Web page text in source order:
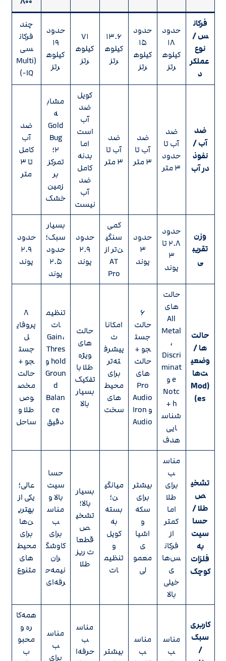
فرکان
س /
نوع
عملکر
د
حدود
۱۸
کیلوه
رتز
حدود
۱۵
کیلوه
رتز
۱۳.۶
کیلوه
رتز
۷۱
کیلوه
رتز
حدود
۱۹
کیلوه
رتز
چند
فرکان
سی
(Multi
-IQ)
ضد
آب /
نفوذ
در آب
ضد
آب تا
حدود
۳ متر
ضد
آب تا
۳ متر
ضد
آب تا
۳ متر
کویل
ضد
آب
است
اما
بدنه
کامل
ضد
آب
نیست
مشاب
ه
Gold
Bug
۲؛
تمرکز
بر
زمین
خشک
ضد
آب
کامل
تا ۳
متر
وزن
تقریب
ی
حدود
۲.۸ تا
۳
پوند
حدود
۳
پوند
کمی
سنگی
ن‌تر از
AT
Pro
حدود
۲.۹
پوند
بسیار
سبک؛
حدود
۲.۵
پوند
حدود
۲.۹
پوند
حالت‌
ها /
وضعی
ت‌ها
(Mod
es)
حالت‌
های
All
Metal
،
Discri
minat
e و
Notc
h +
شناس
ایی
هدف
۶
حالت
جست
جو +
حالت‌
های
Pro
Audio
و Iron
Audio
امکانا
ت
پیشرف
ته‌تر
برای
محیط‌
های
سخت
حالت‌
های
ویژه
طلا با
تفکیک
بسیار
بالا
تنظیم
ات
Gain،
Thres
hold و
Groun
d
Balan
ce
دقیق
۸
پروفای
ل
جست
جو +
حالت
مخص
وص
طلا و
ساحل
تشخی
ص
طلا /
حسا
سیت
به
فلزات
کوچک
مناس
ب
برای
طلا
اما
کمتر
از
فرکان
س‌ها
ی
خیلی
بالا
بیشتر
برای
سکه
و
اشیا
ی
معمو
لی
میانگی
ن؛
بسته
به
کویل
و
تنظیم
ات
بسیار
بالا؛
تشخی
ص
قطعا
ت ریز
طلا
حسا
سیت
بالا و
مناس
ب
برای
کاوشگ
ران
نیمه‌ح
رفه‌ای
عالی؛
یکی از
بهتری
ن‌ها
برای
محیط‌
های
متنوع
کاربری
سبک
/
مناس
ب
مناس
ب
بیشتر
مناس
ب
حرفه‌ا
مناس
ب
برای
همه‌کا
ره و
محبو
ب